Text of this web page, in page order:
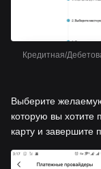
Кредитная/
Выберите
которую вы хотите
карту и завершите